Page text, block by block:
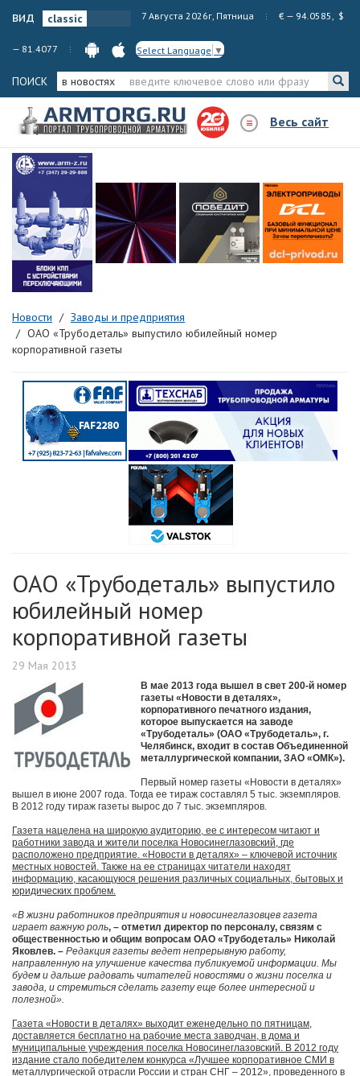
вид 7 Августа 2026г, Пятница € — 94.0585, $
— 81.4077 Select Language ▼
ПОИСК в новостях
Весь сайт
Новости
Заводы и предприятия
ОАО «Трубодеталь» выпустило юбилейный номер
корпоративной газеты
ОАО «Трубодеталь» выпустило
юбилейный номер
корпоративной газеты
29 Мая 2013
В мае 2013 года вышел в свет 200-й номер
газеты «Новости в деталях»,
корпоративного печатного издания,
которое выпускается на заводе
«Трубодеталь» (ОАО «Трубодеталь», г.
Челябинск, входит в состав Объединенной
металлургической компании, ЗАО «ОМК»).
Первый номер газеты «Новости в деталях»
вышел в июне 2007 года. Тогда ее тираж составлял 5 тыс. экземпляров.
В 2012 году тираж газеты вырос до 7 тыс. экземпляров.
Газета нацелена на широкую аудиторию, ее с интересом читают и
работники завода и жители поселка Новосинеглазовский, где
расположено предприятие. «Новости в деталях» – ключевой источник
местных новостей. Также на ее страницах читатели находят
информацию, касающуюся решения различных социальных, бытовых и
юридических проблем.
«В жизни работников предприятия и новосинеглазовцев газета
играет важную роль, – отметил директор по персоналу, связям с
общественностью и общим вопросам ОАО «Трубодеталь» Николай
Яковлев. – Редакция газеты ведет непрерывную работу,
направленную на улучшение качества публикуемой информации. Мы
будем и дальше радовать читателей новостями о жизни поселка и
завода, и стремиться сделать газету еще более интересной и
полезной».
Газета «Новости в деталях» выходит еженедельно по пятницам,
доставляется бесплатно на рабочие места заводчан, в дома и
муниципальные учреждения поселка Новосинеглазовский. В 2012 году
издание стало победителем конкурса «Лучшее корпоративное СМИ в
металлургической отрасли России и стран СНГ – 2012», проведенного в